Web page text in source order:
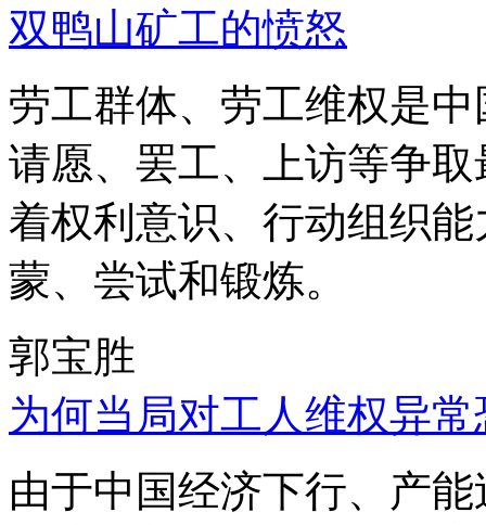
双鸭山矿工的愤怒
劳工群体、劳工维权是
请愿、罢工、上访等争
着权利意识、行动组织
蒙、尝试和锻炼。
郭宝胜
为何当局对工人维权异
由于中国经济下行、产